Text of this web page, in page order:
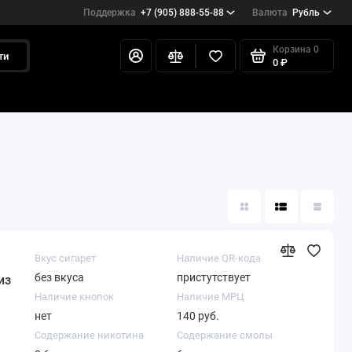
Поддержка +7 (905) 888-55-88 Валюта Рубль
Корзина 0
0 ₽
Вкус сигарет
без вкуса
Наличие QR-кода
пристутствует
Наличие кнопок
нет
Наличие МРЦ
140 руб.
Содержание никотина Содержание смолы